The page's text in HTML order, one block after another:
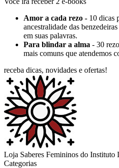
Amor a cada rezo - 10 dicas
ancestralidade das
em suas palavras.
Para blindar a alma - 30
mais comuns que atendemos
receba dicas, novidades e ofertas!
Loja Saberes Femininos do Instituto
Categorias